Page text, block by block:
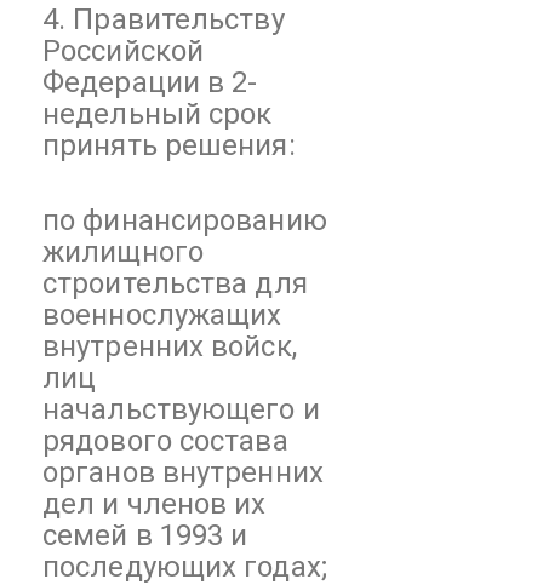
4. Правительству
Российской
Федерации в 2-
недельный срок
принять решения:
по финансированию
жилищного
строительства для
военнослужащих
внутренних войск,
лиц
начальствующего и
рядового состава
органов внутренних
дел и членов их
семей в 1993 и
последующих годах;